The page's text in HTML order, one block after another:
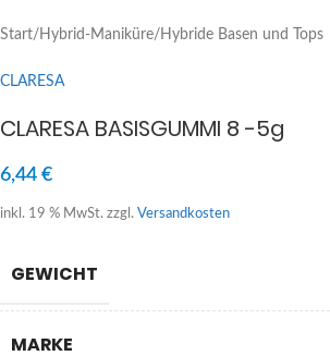
Start/ Hybrid-Maniküre/ Hybride Basen und Tops
CLARESA
CLARESA BASISGUMMI 8 -5g
6,44 €
inkl. 19 % MwSt. zzgl. Versandkosten
GEWICHT
MARKE